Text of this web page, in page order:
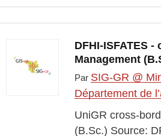
DFHI-ISFATES
Management
Par SIG-GR @
Département de
UniGR cross-
(B.Sc.) Source: